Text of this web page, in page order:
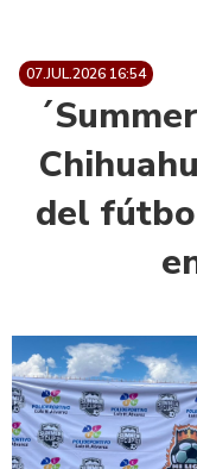
07.JUL.2026 16:54
del